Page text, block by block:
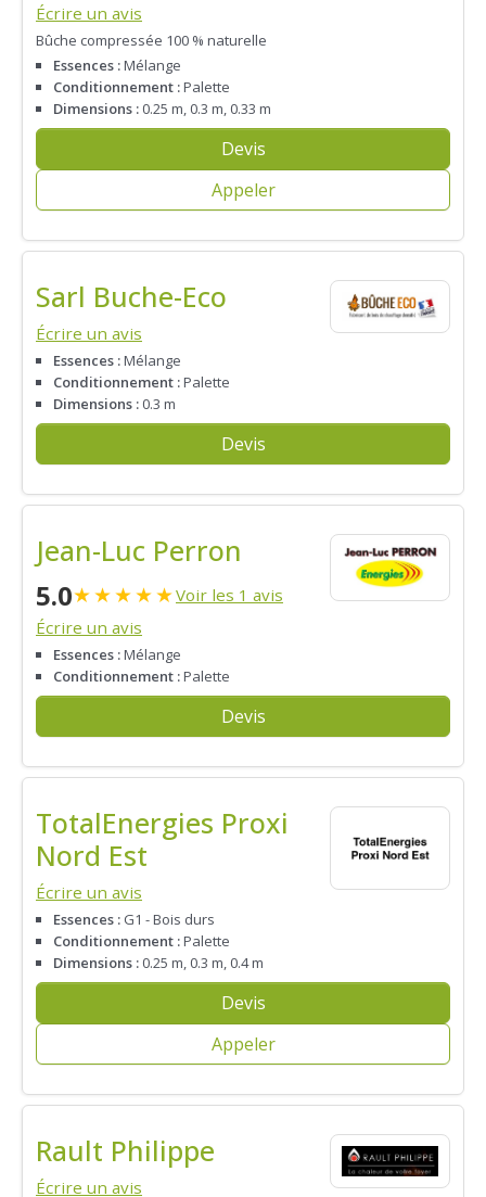
Écrire un avis
Bûche compressée 100 % naturelle
Essences :Mélange
Conditionnement :Palette
Dimensions : 0.25 m, 0.3 m, 0.33 m
Devis
Appeler
Sarl Buche-Eco
Écrire un avis
Essences :Mélange
Conditionnement :Palette
Dimensions : 0.3 m
Devis
Jean-Luc Perron
5.0★★★★★Voir les 1 avis
Écrire un avis
Essences :Mélange
Conditionnement :Palette
Devis
TotalEnergies Proxi
Nord Est
Écrire un avis
Essences : G1 - Bois durs
Conditionnement :Palette
Dimensions : 0.25 m, 0.3 m, 0.4 m
Devis
Appeler
Rault Philippe
Écrire un avis